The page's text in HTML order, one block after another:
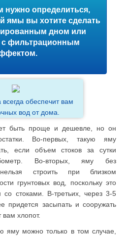
нужно определиться,
ямы вы хотите сделать
дном или
фильтрационным
обеспечит вам
вод от дома.
быть проще и дешевле, но он
Во-первых, такую яму
если объем стоков за сутки
Во-вторых, яму без
строить при близком
грунтовых вод, поскольку это
стоками. В-третьих, через 3-5
придется засыпать и сооружать
вам хлопот.
яму можно только в том случае,